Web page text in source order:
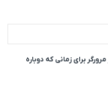
برای زمانی که دوباره